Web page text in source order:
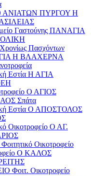
ΑΝΙΑΤΩΝ ΠΥΡΓΟΥ Η
Γαστούνης ΠΑΝΑΓΙΑ
Πασχόντων
Η ΒΛΑΧΕΡΝΑ
Εστία Η ΑΓΙΑ
Ο ΑΓΙΟΣ
Σπάτα
Εστία Ο ΑΠΟΣΤΟΛΟΣ
Οικοτροφείο Ο ΑΓ.
Οικοτροφείο
Ο ΚΑΛΟΣ
Φοιτ. Οικοτροφείο